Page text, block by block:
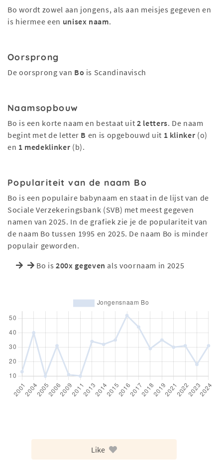
Bo wordt zowel aan jongens, als aan meisjes gegeven en
is hiermee een unisex naam.
Oorsprong
De oorsprong van Bo is Scandinavisch
Naamsopbouw
Bo is een korte naam en bestaat uit2 letters. De naam
begint met de letter B en is opgebouwd uit 1 klinker (o)
en 1 medeklinker (b).
Populariteit van de naam Bo
Bo is een populaire babynaam en staat in de lijst van de
Sociale Verzekeringsbank (SVB) met meest gegeven
namen van 2025. In de grafiek zie je de populariteit van
de naam Bo tussen 1995 en 2025. De naam Bo is minder
populair geworden.
Bo is200x gegeven als voornaam in 2025
Like